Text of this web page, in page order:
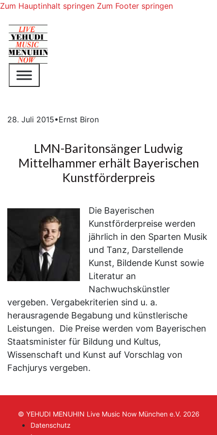
Zum Hauptinhalt springen Zum Footer springen
28. Juli 2015•Ernst Biron
LMN-Baritonsänger Ludwig
Mittelhammer erhält Bayerischen
Kunstförderpreis
Die Bayerischen
Kunstförderpreise werden
jährlich in den Sparten Musik
und Tanz, Darstellende
Kunst, Bildende Kunst sowie
Literatur an
Nachwuchskünstler
vergeben. Vergabekriterien sind u. a.
herausragende Begabung und künstlerische
Leistungen. Die Preise werden vom Bayerischen
Staatsminister für Bildung und Kultus,
Wissenschaft und Kunst auf Vorschlag von
Fachjurys vergeben.
© YEHUDI MENUHIN Live Music Now München e.V. 2026
Datenschutz